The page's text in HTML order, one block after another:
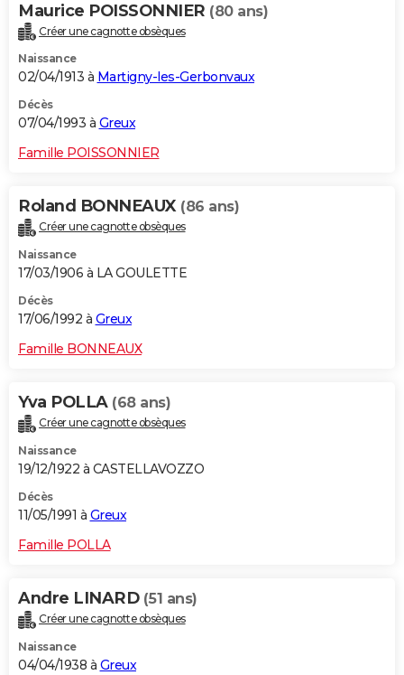
Maurice POISSONNIER (80 ans)
Créer une cagnotte obsèques
Naissance
02/04/1913 à Martigny-les-Gerbonvaux
Décès
07/04/1993 à Greux
Famille POISSONNIER
Roland BONNEAUX (86 ans)
Créer une cagnotte obsèques
Naissance
17/03/1906 à LA GOULETTE
Décès
17/06/1992 à Greux
Famille BONNEAUX
Yva POLLA (68 ans)
Créer une cagnotte obsèques
Naissance
19/12/1922 à CASTELLAVOZZO
Décès
11/05/1991 à Greux
Famille POLLA
Andre LINARD (51 ans)
Créer une cagnotte obsèques
Naissance
04/04/1938 à Greux